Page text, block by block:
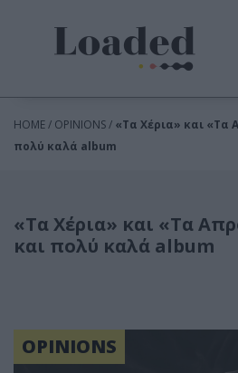
HOME / OPINIONS / «Τα Χέρια» και «Τα
πολύ καλά album
«Τα Χέρια» και «Τα
και πολύ καλά album
OPINIONS